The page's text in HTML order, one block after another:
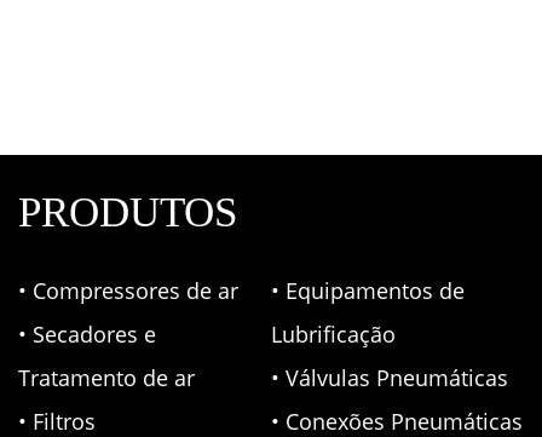
PRODUTOS
• Compressores de ar
• Secadores e
Tratamento de ar
• Filtros
• Equipamentos de
Lubrificação
• Válvulas Pneumáticas
• Conexões Pneumáticas